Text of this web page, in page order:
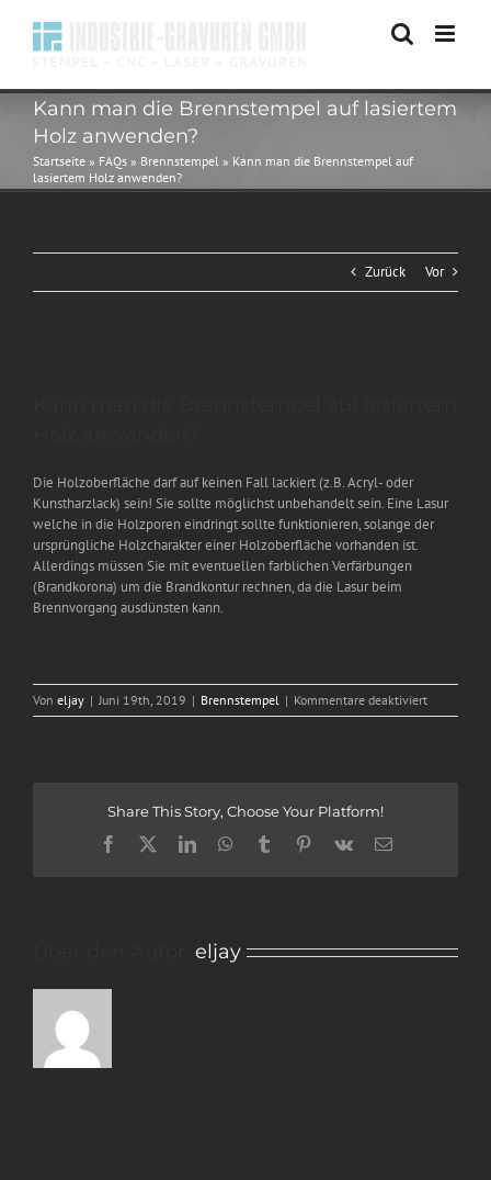
Inhalt
springen
Kann man die Brennstempel auf lasiertem
Holz anwenden?
Startseite » FAQs » Brennstempel » Kann man die Brennstempel auf
lasiertem Holz anwenden?
Zurück Vor
Die Holzoberfläche darf auf keinen Fall lackiert (z.B. Acryl- oder
Kunstharzlack) sein! Sie sollte möglichst unbehandelt sein. Eine Lasur
welche in die Holzporen eindringt sollte funktionieren, solange der
ursprüngliche Holzcharakter einer Holzoberfläche vorhanden ist.
Allerdings müssen Sie mit eventuellen farblichen Verfärbungen
(Brandkorona) um die Brandkontur rechnen, da die Lasur beim
Brennvorgang ausdünsten kann.
Von eljay | Juni 19th, 2019 | Brennstempel | Kommentare deaktiviertfür
Kann
Share This Story, Choose Your Platform!
Facebook
X LinkedInWhatsApp
TumblrPinterest
Vk
E-
eljay